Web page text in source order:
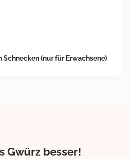
Schnecken (nur für Erwachsene)
Gwürz besser!